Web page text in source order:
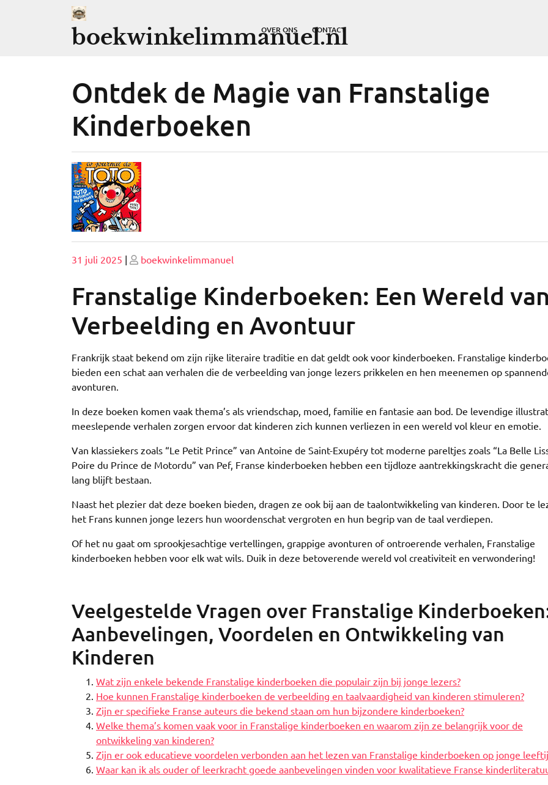
boekwinkelimmanuel.nl
OVER ONS CONTACT
Ontdek de Magie van Franstalige
Kinderboeken
Geplaatst
31 juli 2025 | Geplaatst
boekwinkelimmanuel
Franstalige Kinderboeken: Een Wereld
Verbeelding en Avontuur
Frankrijk staat bekend om zijn rijke literaire traditie en dat geldt ook voor kinderboeken. Franstalige
bieden een schat aan verhalen die de verbeelding van jonge lezers prikkelen en hen meenemen op
avonturen.
In deze boeken komen vaak thema’s als vriendschap, moed, familie en fantasie aan bod. De levendige
meeslepende verhalen zorgen ervoor dat kinderen zich kunnen verliezen in een wereld vol kleur en emotie.
Van klassiekers zoals “Le Petit Prince” van Antoine de Saint-Exupéry tot moderne pareltjes zoals “La Belle
Poire du Prince de Motordu” van Pef, Franse kinderboeken hebben een tijdloze aantrekkingskracht die
lang blijft bestaan.
Naast het plezier dat deze boeken bieden, dragen ze ook bij aan de taalontwikkeling van kinderen. Door te
het Frans kunnen jonge lezers hun woordenschat vergroten en hun begrip van de taal verdiepen.
Of het nu gaat om sprookjesachtige vertellingen, grappige avonturen of ontroerende verhalen, Franstalige
kinderboeken hebben voor elk wat wils. Duik in deze betoverende wereld vol creativiteit en verwondering!
Veelgestelde Vragen over Franstalige
Aanbevelingen, Voordelen en Ontwikkeling van
Kinderen
Wat zijn enkele bekende Franstalige kinderboeken die populair zijn bij jonge lezers?
Hoe kunnen Franstalige kinderboeken de verbeelding en taalvaardigheid van kinderen stimuleren?
Zijn er specifieke Franse auteurs die bekend staan om hun bijzondere kinderboeken?
Welke thema’s komen vaak voor in Franstalige kinderboeken en waarom zijn ze belangrijk voor de
ontwikkeling van kinderen?
Zijn er ook educatieve voordelen verbonden aan het lezen van Franstalige kinderboeken op jonge
Waar kan ik als ouder of leerkracht goede aanbevelingen vinden voor kwalitatieve Franse